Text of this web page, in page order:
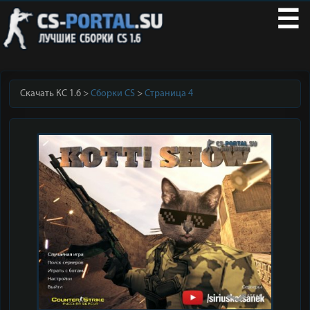
☰
Скачать КС 1.6 Сборки CS Страница 4